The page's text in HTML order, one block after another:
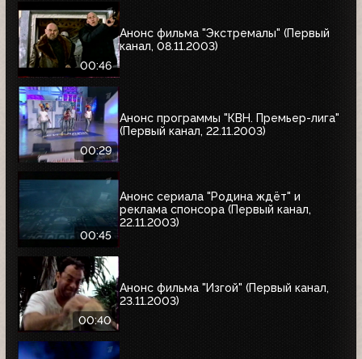
00:46
Анонс фильма "Экстремалы" (Первый
канал, 08.11.2003)
00:29
Анонс программы "КВН. Премьер-лига"
(Первый канал, 22.11.2003)
00:45
Анонс сериала "Родина ждёт" и
реклама спонсора (Первый канал,
22.11.2003)
00:40
Анонс фильма "Изгой" (Первый канал,
23.11.2003)